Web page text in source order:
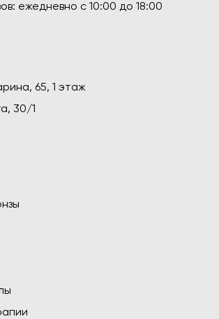
ежедневно c 10:00 до 18:00
65, 1 этаж
30/1